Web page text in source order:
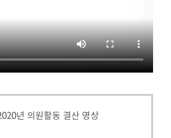
년 의원활동 결산 영상